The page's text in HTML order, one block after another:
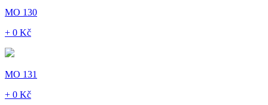
MO 130
+ 0 Kč
MO 131
+ 0 Kč